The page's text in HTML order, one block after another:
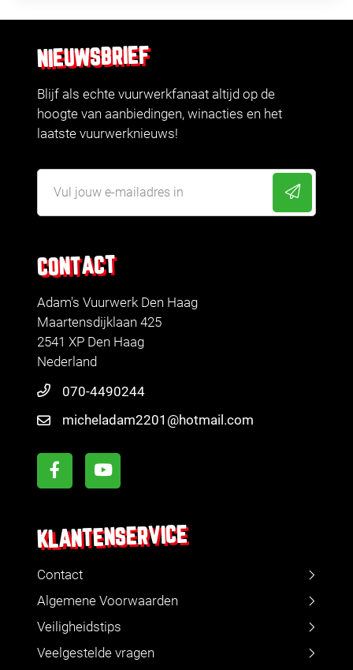
CONTACT
Adam's Vuurwerk Den Haag
Maartensdijklaan 425
2541 XP Den Haag
Nederland
070-4490244
micheladam2201@hotmail.com
KLANTENSERVICE
Contact
Algemene Voorwaarden
Veiligheidstips
Veelgestelde vragen
NIEUWSBRIEF
Blijf als echte vuurwerkfanaat altijd op de
hoogte van aanbiedingen, winacties en het
laatste vuurwerknieuws!